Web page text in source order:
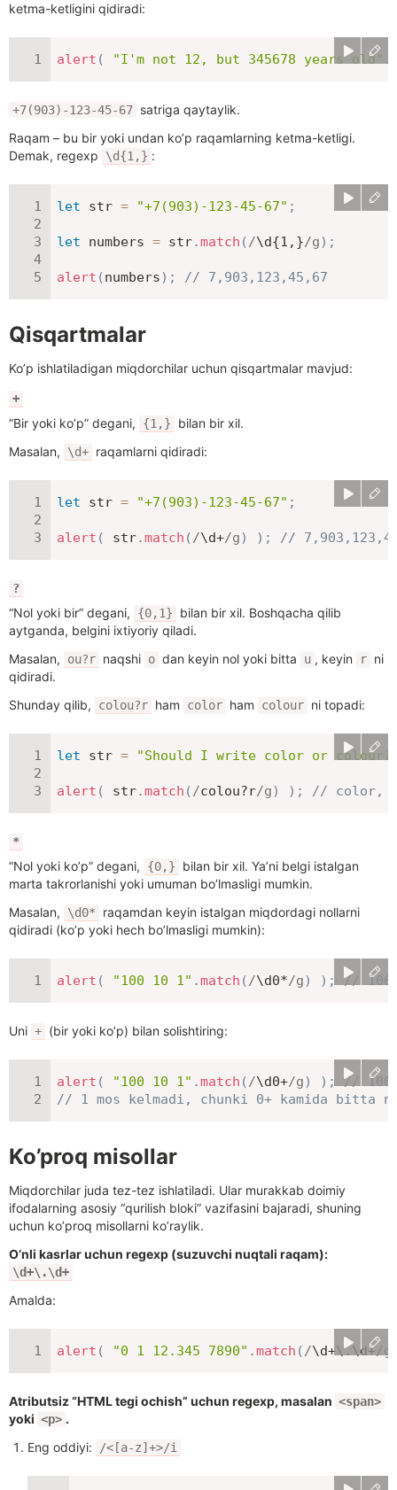
ketma-ketligini qidiradi:
alert ( "I'm not 12, but 345678 years old" .
+7(903)-123-45-67 satriga qaytaylik.
Raqam – bu bir yoki undan ko’p raqamlarning ketma-ketligi.
Demak, regexp
\d{1,} :
let str = "+7(903)-123-45-67" ;
let numbers = str.match (/\d{1,}/g) ;
alert (numbers) ; // 7,903,123,45,67
Qisqartmalar
Ko’p ishlatiladigan miqdorchilar uchun qisqartmalar mavjud:
+
“Bir yoki ko’p” degani, {1,}
bilan bir xil.
Masalan,
\d+ raqamlarni qidiradi:
let str = "+7(903)-123-45-67" ;
alert ( str.match (/\d+/g) ) ; //
?
“Nol yoki bir” degani, {0,1}
bilan bir xil. Boshqacha qilib
aytganda, belgini ixtiyoriy qiladi.
Masalan,
ou?r naqshi o dan keyin nol yoki bitta u , keyin r ni
qidiradi.
Shunday qilib,
colou?r ham color ham colour ni topadi:
let str = "Should I write color or
alert ( str.match (/colou?r/g) ) ; // color,
*
“Nol yoki ko’p” degani, {0,}
bilan bir xil. Ya’ni belgi istalgan
marta takrorlanishi yoki umuman bo’lmasligi mumkin.
Masalan,
\d0*
raqamdan keyin istalgan miqdordagi nollarni
qidiradi (ko’p yoki hech bo’lmasligi mumkin):
alert ( "100 10 1" .match (/\d0*/g) ) ; //
Uni + (bir yoki ko’p) bilan solishtiring:
alert ( "100 10 1" .match (/\d0+/g) ) ;
//
// 1 mos kelmadi, chunki 0+ kamida bitta
Ko’proq misollar
Miqdorchilar juda tez-tez ishlatiladi. Ular murakkab doimiy
ifodalarning asosiy “qurilish bloki” vazifasini bajaradi, shuning
uchun ko’proq misollarni ko’raylik.
O’nli kasrlar uchun regexp (suzuvchi nuqtali raqam):
\d+\.\d+
Amalda:
alert ( "0 1 12.345 7890" .match (/\d+\.\d+/g
Atributsiz “HTML tegi ochish” uchun regexp, masalan <span>
yoki <p> .
Eng oddiyi:
/<[a-z]+>/i